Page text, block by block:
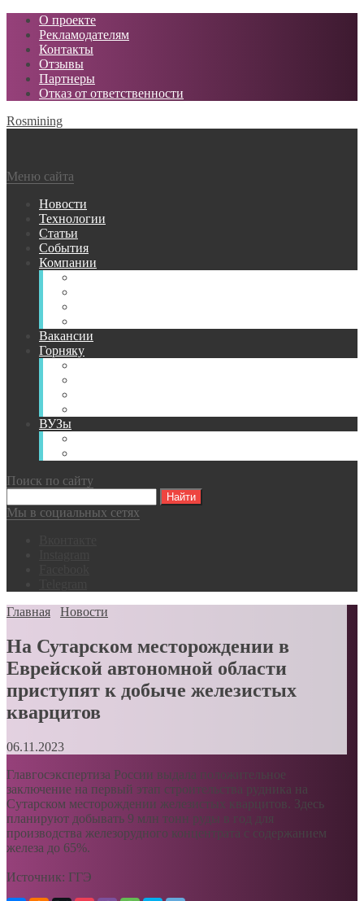
О проекте
Рекламодателям
Контакты
Отзывы
Партнеры
Отказ от ответственности
Rosmining
Меню сайта
Новости
Технологии
Статьи
События
Компании
Вакансии
Горняку
ВУЗы
Поиск по сайту
Мы в социальных сетях
Главная
Новости
На Сутарском месторождении в
Еврейской автономной области
приступят к добыче железистых
кварцитов
06.11.2023
Главгосэкспертиза России выдала положительное
заключение на первый этап строительства рудника на
Сутарском месторождении железистых кварцитов. Здесь
планируют добывать 9 млн тонн руды в год для
производства железорудного концентрата с содержанием
железа до 65%.
Источник: ГГЭ